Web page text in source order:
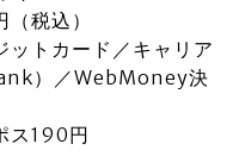
込）
カード／キャリア
）／WebMoney決
190円